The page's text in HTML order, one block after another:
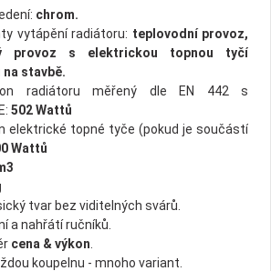
chrom.
vytápění radiátoru: teplovodní provoz,
provoz s elektrickou topnou tyčí
stavbě.
radiátoru měřený dle EN 442 s
502 Wattů
elektrické topné tyče (pokud je součástí
Wattů
tvar bez viditelných svárů.
a nahřátí ručníků.
cena & výkon
koupelnu - mnoho variant.